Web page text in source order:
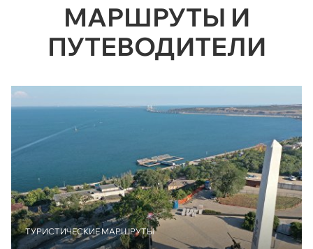
МАРШРУТЫ И
ПУТЕВОДИТЕЛИ
ТУРИСТИЧЕСКИЕ МАРШРУТЫ